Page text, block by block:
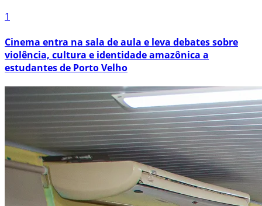
1
Cinema entra na sala de aula e leva debates sobre
violência, cultura e identidade amazônica a
estudantes de Porto Velho